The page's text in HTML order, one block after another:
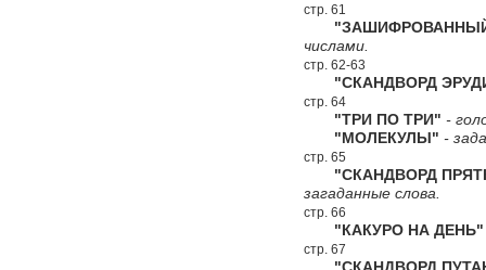
стр. 61
"ЗАШИФРОВАННЫЙ
числами.
стр. 62-63
"СКАНДВОРД
стр. 64
"ТРИ ПО ТРИ" -
"МОЛЕКУЛЫ" -
стр. 65
"СКАНДВОРД
загаданные слова.
стр. 66
"КАКУРО НА ДЕНЬ"
стр. 67